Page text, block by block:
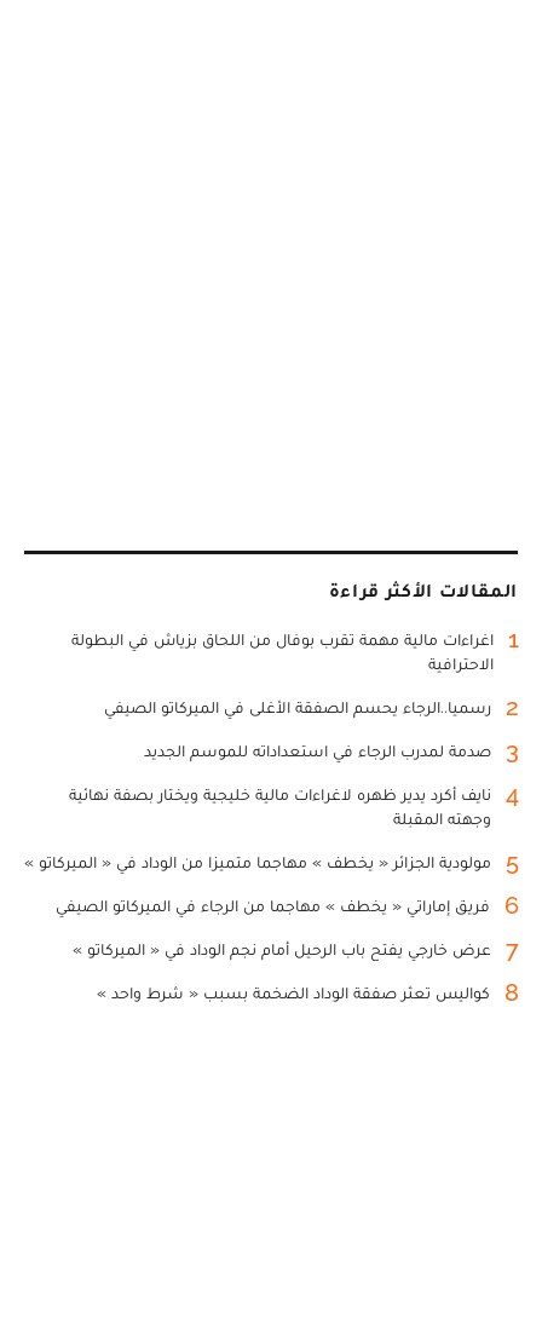
المقالات الأكثر قراءة
1
اغراءات مالية مهمة تقرب بوفال من اللحاق بزياش في البطولة
الاحترافية
2 رسميا..الرجاء يحسم الصفقة الأغلى في الميركاتو الصيفي
3 صدمة لمدرب الرجاء في استعداداته للموسم الجديد
4
نايف أكرد يدير ظهره لاغراءات مالية خليجية ويختار بصفة نهائية
وجهته المقبلة
5 مولودية الجزائر « يخطف » مهاجما متميزا من الوداد في « الميركاتو »
6 فريق إماراتي « يخطف » مهاجما من الرجاء في الميركاتو الصيفي
7 عرض خارجي يفتح باب الرحيل أمام نجم الوداد في « الميركاتو »
8 كواليس تعثر صفقة الوداد الضخمة بسبب « شرط واحد »